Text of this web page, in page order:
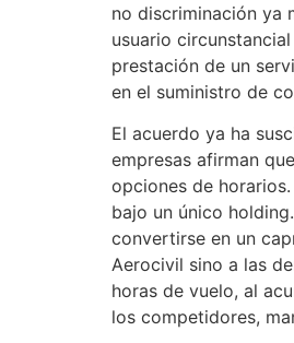
no discriminación ya
usuario
prestación de un
en el suministro de
El acuerdo ya ha
empresas afirman
opciones de
bajo un único
convertirse en un
Aerocivil sino a las
horas de vuelo, al
los competidores,